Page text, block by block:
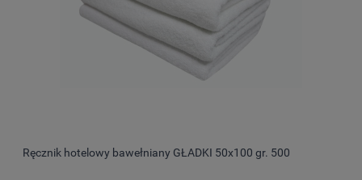
Ręcznik hotelowy bawełniany GŁADKI 50x100 gr. 500